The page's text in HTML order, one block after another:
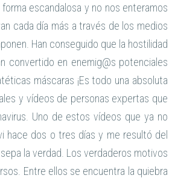
escandalosa y no nos enteramos
cada día más a través de los medios
Han conseguido que la hostilidad
convertido en enemig@s potenciales
máscaras ¡Es todo una absoluta
y vídeos de personas expertas que
Uno de estos vídeos que ya no
hace dos o tres días y me resultó del
la verdad. Los verdaderos motivos
Entre ellos se encuentra la quiebra